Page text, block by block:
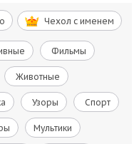
Чехол c именем
Фильмы
Животные
Узоры Спорт
Мультики